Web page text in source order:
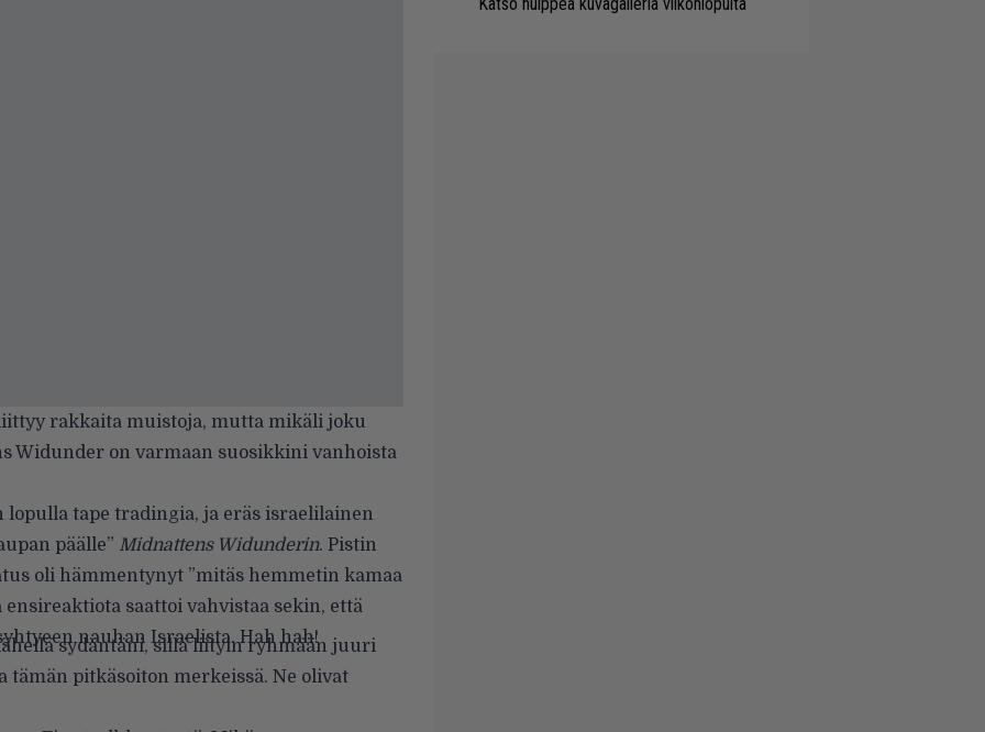
rakkaita muistoja, mutta mikäli joku
Widunder on varmaan suosikkini vanhoista
tape tradingia, ja eräs israelilainen
päälle” Midnattens Widunderin. Pistin
oli hämmentynyt ”mitäs hemmetin kamaa
saattoi vahvistaa sekin, että
nauhan Israelista. Hah hah!
sydäntäni, sillä liityin ryhmään juuri
pitkäsoiton merkeissä. Ne olivat